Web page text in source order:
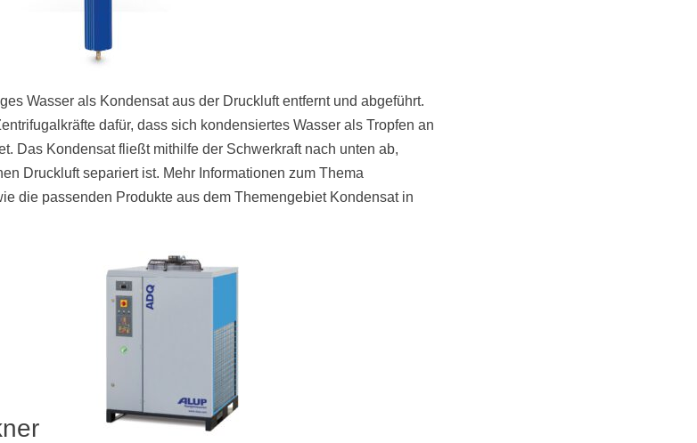
Wasser als Kondensat aus der Druckluft entfernt und abgeführt.
dafür, dass sich kondensiertes Wasser als Tropfen an
Das Kondensat fließt mithilfe der Schwerkraft nach unten ab,
Druckluft separiert ist. Mehr Informationen zum Thema
die passenden Produkte aus dem Themengebiet Kondensat in